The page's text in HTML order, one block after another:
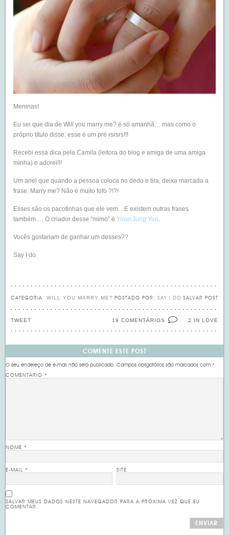
Meninas!
Eu sei que dia de Will you marry me? é só amanhã… mas como o
próprio título disse: esse é um pré rsrsrs!!!
Recebi essa dica pela Camila (leitora do blog e amiga de uma amiga
minha) e adorei!!!
Um anel que quando a pessoa coloca no dedo e tira, deixa marcada a
frase: Marry me? Não é muito fofo ?!?!
Esses são os pacotinhas que ele vem…E existem outras frases
também…. O criador desse “mimo” éYoon Jung Yun
Vocês gostariam de ganhar um desses??
Say I do.
CATEGORIA:WILL YOU MARRY ME? SALVAR POST
POSTADO POR: SAY I DO
2 IN LOVE
19 COMENTÁRIOS
TWEET
COMENTE ESTE POST
O seu endereço de e-mail não será publicado. Campos obrigatórios são marcados com*
COMENTÁRIO*
NOME*
E-MAIL* SITE
SALVAR MEUS DADOS NESTE NAVEGADOR PARA A PRÓXIMA VEZ QUE EU
COMENTAR.